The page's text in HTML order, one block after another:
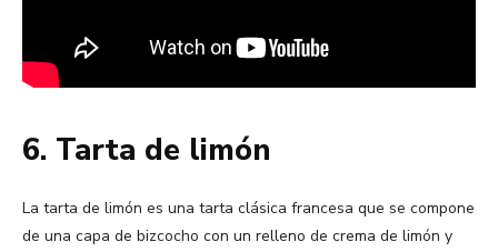
6. Tarta de limón
La tarta de limón es una tarta clásica francesa que se compone
de una capa de bizcocho con un relleno de crema de limón y